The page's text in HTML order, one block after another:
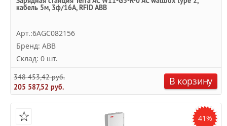
кабель 5м, 3ф/16A, RFID ABB
Арт.:6AGC082156
Бренд: ABB
Склад: 0 шт.
348 453,42 руб.
205 587,52 руб.
В корзину
41%